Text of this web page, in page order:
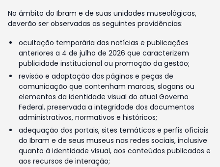
No âmbito do Ibram e de suas unidades museológicas,
deverão ser observadas as seguintes providências:
ocultação temporária das notícias e publicações
anteriores a 4 de julho de 2026 que caracterizem
publicidade institucional ou promoção da gestão;
revisão e adaptação das páginas e peças de
comunicação que contenham marcas, slogans ou
elementos da identidade visual do atual Governo
Federal, preservada a integridade dos documentos
administrativos, normativos e históricos;
adequação dos portais, sites temáticos e perfis oficiais
do Ibram e de seus museus nas redes sociais, inclusive
quanto à identidade visual, aos conteúdos publicados e
aos recursos de interação;